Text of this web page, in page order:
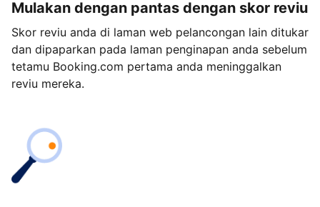
Mulakan dengan pantas dengan skor reviu
Skor reviu anda di laman web pelancongan lain ditukar
dan dipaparkan pada laman penginapan anda sebelum
tetamu Booking.com pertama anda meninggalkan
reviu mereka.